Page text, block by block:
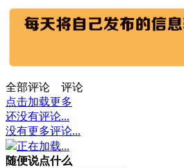
全部评论
评论
点击加载更多
还没有评论...
没有更多评论...
正在加载...
随便说点什么